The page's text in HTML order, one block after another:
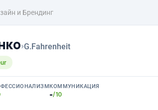
и Брендинг
›G.Fahrenheit
КОММУНИКАЦИЯ
-/10